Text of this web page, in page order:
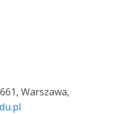
Warszawa,